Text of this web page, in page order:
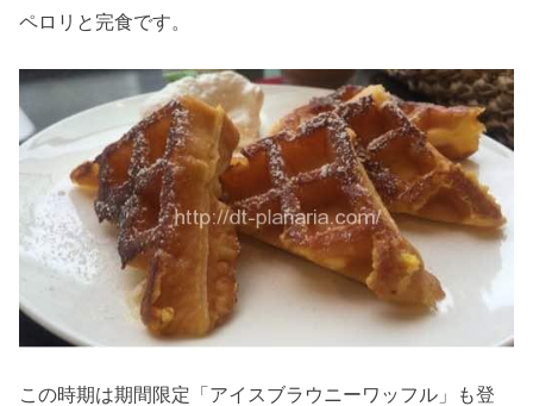
ペロリと完食です。
この時期は期間限定「アイスブラウニーワッフル」も登